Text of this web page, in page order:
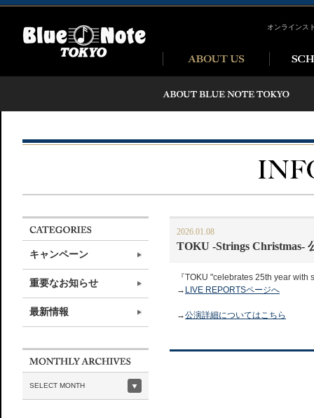
オンラインス
キャンペーン
重要なお知らせ
最新情報
SELECT MONTH
2026.01.08
TOKU -Strings Christmas-
『TOKU "celebrates 25th year
→ LIVE REPORTSページへ
→公演詳細についてはこちら